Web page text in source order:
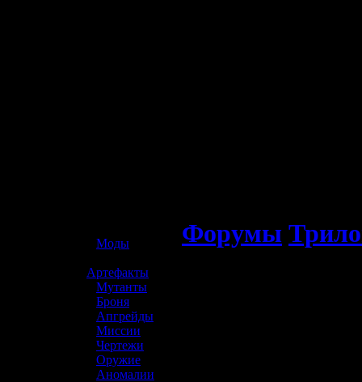
Моды
Артефакты
Мутанты
Броня
Апгрейды
Миссии
Чертежи
Оружие
Аномалии
Форумы